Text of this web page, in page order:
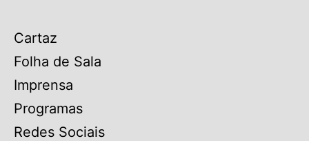
Cartaz
Folha de Sala
Imprensa
Programas
Redes Sociais